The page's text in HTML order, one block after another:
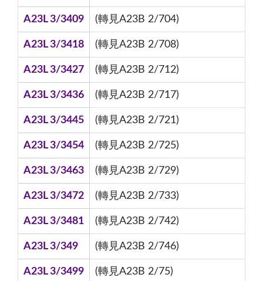
A23L 3/3409 (轉見A23B 2/704)
A23L 3/3418 (轉見A23B 2/708)
A23L 3/3427 (轉見A23B 2/712)
A23L 3/3436 (轉見A23B 2/717)
A23L 3/3445 (轉見A23B 2/721)
A23L 3/3454 (轉見A23B 2/725)
A23L 3/3463 (轉見A23B 2/729)
A23L 3/3472 (轉見A23B 2/733)
A23L 3/3481 (轉見A23B 2/742)
A23L 3/349 (轉見A23B 2/746)
A23L 3/3499 (轉見A23B 2/75)